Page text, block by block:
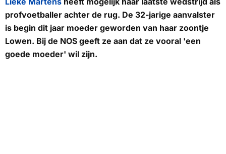
profvoetballer achter de rug. De 32-jarige aanvalster
is begin dit jaar moeder geworden van haar zoontje
Lowen. Bij de NOS geeft ze aan dat ze vooral 'een
goede moeder' wil zijn.